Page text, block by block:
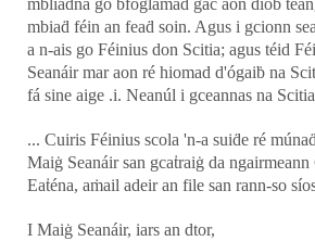
mbiaḋ féin an feaḋ soin. Agus i gcionn
a n-ais go Féinius don Scitia; agus téid
Seanáir mar aon ré hiomad d'ógaiḃ na
fá sine aige .i. Neanúl i gceannas na
... Cuiris Féinius scola 'n-a suiḋe ré
Maiġ Seanáir san gcaṫraiġ da
Eaṫéna, aṁail adeir an file san rann-so
I Maiġ Seanáir, iars an dtor,